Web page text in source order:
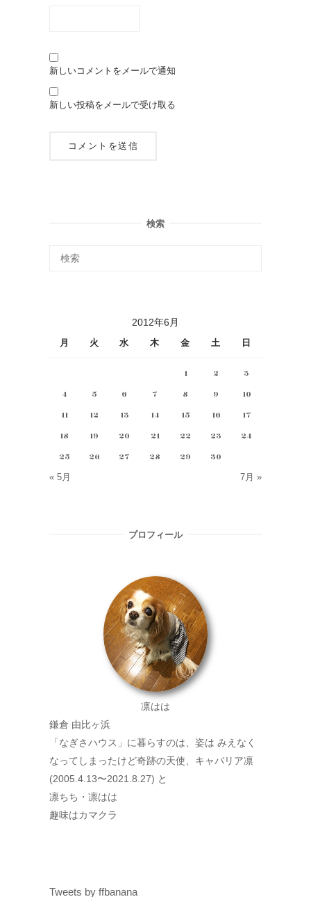
新しいコメントをメールで通知
新しい投稿をメールで受け取る
検索
2012年6月
月 火 水 木 金 土 日
1 2
3
4
5 6 7 8 9
10
11
12 13 14 15 16
17
18
19 20 21 22 23
24
25
26 27 28 29 30
« 5月 7月 »
プロフィール
凛はは
鎌倉 由比ヶ浜
「なぎさハウス」に暮らすのは、姿は みえなく
なってしまったけど奇跡の天使、キャバリア凛
(2005.4.13〜2021.8.27) と
凛ちち・凛はは
趣味はカマクラ
Tweets by ffbanana